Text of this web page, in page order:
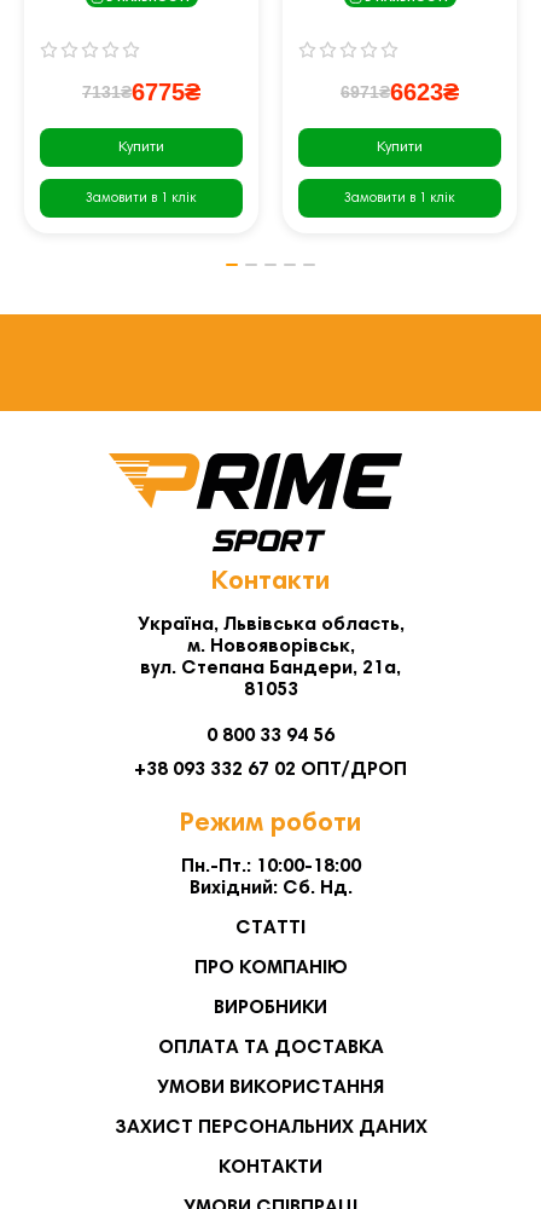
7131₴6775₴
Купити
Замовити в 1 клік
6971₴6623₴
Купити
Замовити в 1 клік
Контакти
Україна, Львівська область,
м. Новояворівськ,
вул. Степана Бандери, 21а,
81053
0 800 33 94 56
+38 093 332 67 02 ОПТ/ДРОП
Режим роботи
Пн.-Пт.: 10:00-18:00
Вихідний: Сб. Нд.
СТАТТІ
ПРО КОМПАНІЮ
ВИРОБНИКИ
ОПЛАТА ТА ДОСТАВКА
УМОВИ ВИКОРИСТАННЯ
ЗАХИСТ ПЕРСОНАЛЬНИХ ДАНИХ
КОНТАКТИ